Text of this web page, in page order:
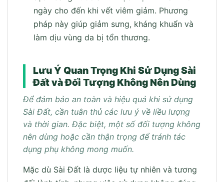
ngày cho đến khi vết viêm giảm. Phương
pháp này giúp giảm sưng, kháng khuẩn và
làm dịu vùng da bị tổn thương.
Lưu Ý Quan Trọng Khi Sử Dụng Sài
Đất và Đối Tượng Không Nên Dùng
Để đảm bảo an toàn và hiệu quả khi sử dụng
Sài Đất, cần tuân thủ các lưu ý về liều lượng
và thời gian. Đặc biệt, một số đối tượng không
nên dùng hoặc cần thận trọng để tránh tác
dụng phụ không mong muốn.
Mặc dù Sài Đất là dược liệu tự nhiên và tương